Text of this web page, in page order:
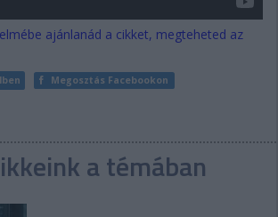
ajánlanád a cikket, megteheted az
Megosztás Facebookon
a témában